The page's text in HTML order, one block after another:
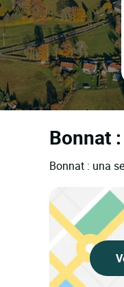
Bonnat
Bonnat : una